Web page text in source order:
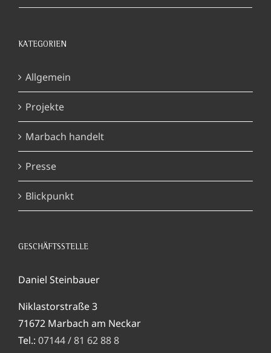
KATEGORIEN
Allgemein
Projekte
Marbach handelt
Presse
Blickpunkt
GESCHÄFTSSTELLE
Daniel Steinbauer
Niklastorstraße 3
71672 Marbach am Neckar
Tel.: 07144 / 81 62 88 8